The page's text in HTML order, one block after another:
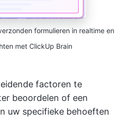
formulieren in realtime en
met ClickUp Brain
factoren te
beoordelen of een
uw specifieke behoeften